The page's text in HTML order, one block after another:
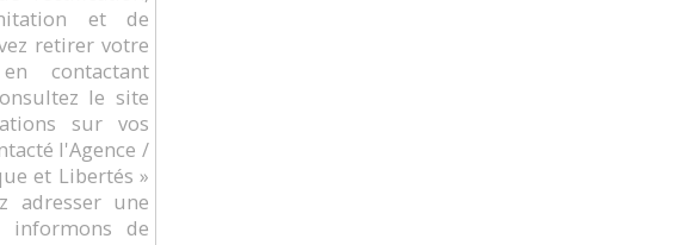
et de
retirer votre
contactant
le site
sur vos
l'Agence /
et Libertés »
adresser une
informons de